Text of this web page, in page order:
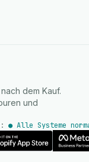
dem Kauf.
und
● Alle Systeme